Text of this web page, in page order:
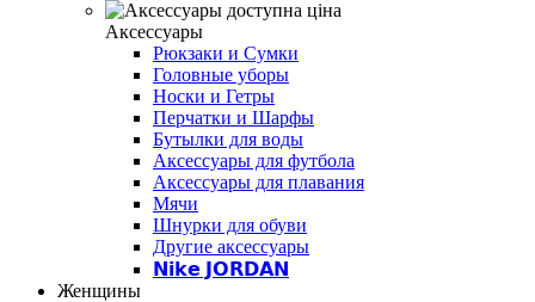
Аксессуары
Рюкзаки и Сумки
Головные уборы
Носки и Гетры
Перчатки и Шарфы
Бутылки для воды
Аксессуары для футбола
Аксессуары для плавания
Мячи
Шнурки для обуви
Другие аксессуары
𝗡𝗶𝗸𝗲 𝗝𝗢𝗥𝗗𝗔𝗡
Женщины